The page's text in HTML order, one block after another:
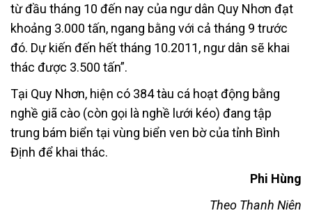
từ đầu tháng 10 đến nay của ngư dân Quy Nhơn đạt
khoảng 3.000 tấn, ngang bằng với cả tháng 9 trước
đó. Dự kiến đến hết tháng 10.2011, ngư dân sẽ khai
thác được 3.500 tấn”.
Tại Quy Nhơn, hiện có 384 tàu cá hoạt động bằng
nghề giã cào (còn gọi là nghề lưới kéo) đang tập
trung bám biển tại vùng biển ven bờ của tỉnh Bình
Định để khai thác.
Phi Hùng
Theo Thanh Niên